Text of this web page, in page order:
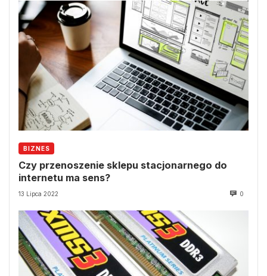
BIZNES
Czy przenoszenie sklepu stacjonarnego do
internetu ma sens?
13 Lipca 2022 0